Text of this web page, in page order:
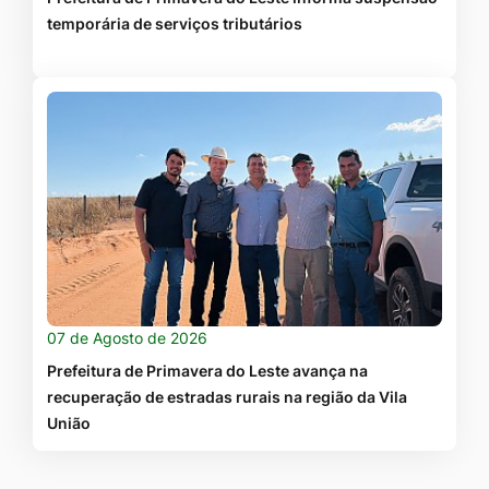
temporária de serviços tributários
07 de Agosto de 2026
Prefeitura de Primavera do Leste avança na
recuperação de estradas rurais na região da Vila
União